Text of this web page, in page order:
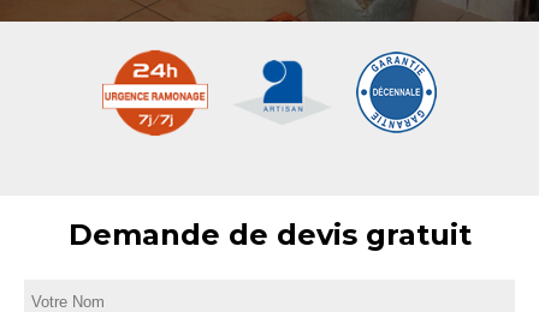
Demande de devis gratuit